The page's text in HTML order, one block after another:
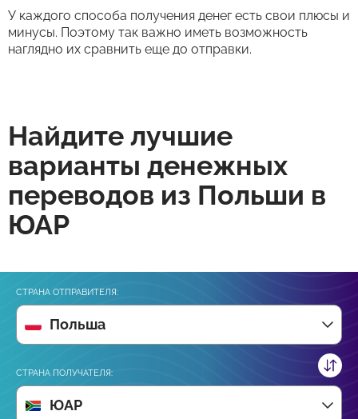
У каждого способа получения денег есть свои плюсы и
минусы. Поэтому так важно иметь возможность
наглядно их сравнить еще до отправки.
Найдите лучшие
варианты денежных
переводов из Польши в
ЮАР
СТРАНА ОТПРАВИТЕЛЯ:
Польша
СТРАНА ПОЛУЧАТЕЛЯ:
ЮАР